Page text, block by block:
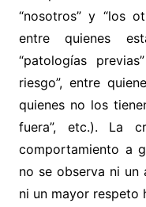
“nosotros” y “los
entre quienes
“patologías
riesgo”, entre
quienes no los
fuera”, etc.). La
comportamiento a
no se observa ni un
ni un mayor respeto